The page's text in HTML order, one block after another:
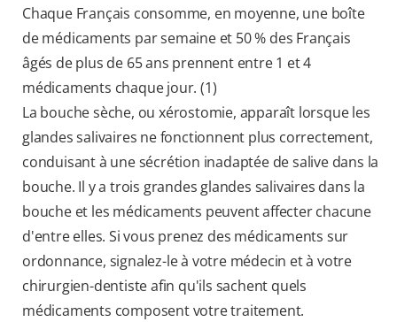
Chaque Français consomme, en moyenne, une boîte
de médicaments par semaine et 50 % des Français
âgés de plus de 65 ans prennent entre 1 et 4
médicaments chaque jour. (1)
La bouche sèche, ou xérostomie, apparaît lorsque les
glandes salivaires ne fonctionnent plus correctement,
conduisant à une sécrétion inadaptée de salive dans la
bouche. Il y a trois grandes glandes salivaires dans la
bouche et les médicaments peuvent affecter chacune
d'entre elles. Si vous prenez des médicaments sur
ordonnance, signalez-le à votre médecin et à votre
chirurgien-dentiste afin qu'ils sachent quels
médicaments composent votre traitement.